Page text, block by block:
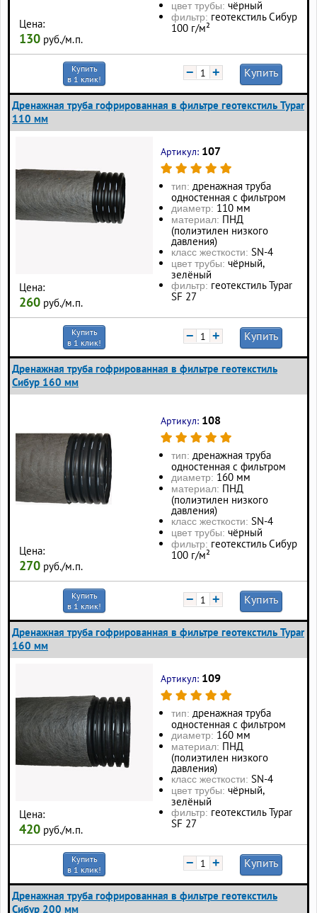
Цена:
130 руб./м.п.
цвет трубы: чёрный
фильтр: геотекстиль Сибур
100 г/м²
Купить
в 1 клик!
− + Купить
Дренажная труба гофрированная в фильтре геотекстиль Typar
110 мм
Цена:
260 руб./м.п.
Артикул: 107
тип: дренажная труба
одностенная с фильтром
диаметр: 110 мм
материал: ПНД
(полиэтилен низкого
давления)
класс жесткости: SN-4
цвет трубы: чёрный,
зелёный
фильтр: геотекстиль Typar
SF 27
Купить
в 1 клик!
− + Купить
Дренажная труба гофрированная в фильтре геотекстиль
Сибур 160 мм
Цена:
270 руб./м.п.
Артикул: 108
тип: дренажная труба
одностенная с фильтром
диаметр: 160 мм
материал: ПНД
(полиэтилен низкого
давления)
класс жесткости: SN-4
цвет трубы: чёрный
фильтр: геотекстиль Сибур
100 г/м²
Купить
в 1 клик!
− + Купить
Дренажная труба гофрированная в фильтре геотекстиль Typar
160 мм
Цена:
420 руб./м.п.
Артикул: 109
тип: дренажная труба
одностенная с фильтром
диаметр: 160 мм
материал: ПНД
(полиэтилен низкого
давления)
класс жесткости: SN-4
цвет трубы: чёрный,
зелёный
фильтр: геотекстиль Typar
SF 27
Купить
в 1 клик!
− + Купить
Дренажная труба гофрированная в фильтре геотекстиль
Сибур 200 мм